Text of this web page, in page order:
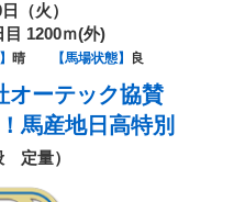
（火）
目 1200ｍ(外)
晴 【馬場状態】 良
オーテック協賛
馬産地日高特別
定量）